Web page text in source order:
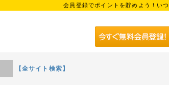
会員登録でポイントを貯めよう！い
【全サイト検索】